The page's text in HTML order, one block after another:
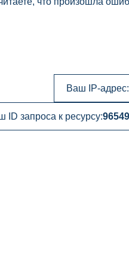
Ваш IP-адрес:
ID запроса к ресурсу: